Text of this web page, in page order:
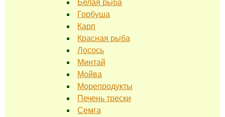
Белая рыба
Горбуша
Карп
Красная рыба
Лосось
Минтай
Мойва
Морепродукты
Печень трески
Семга